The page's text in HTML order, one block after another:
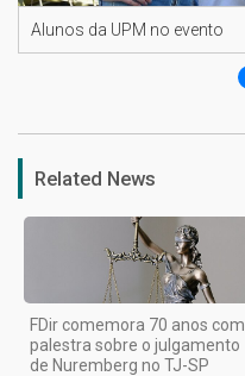
Alunos da UPM no evento
Related News
FDir comemora 70 anos com
palestra sobre o julgamento
de Nuremberg no TJ-SP